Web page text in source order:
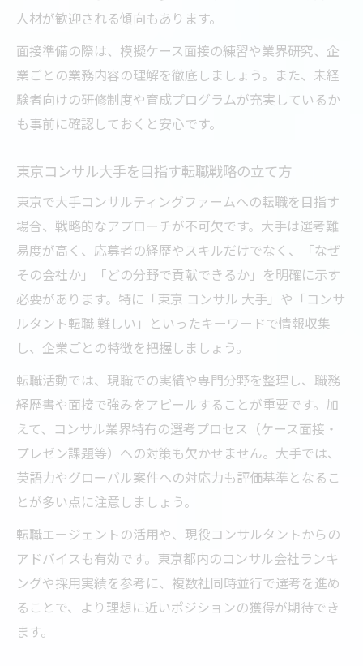
人材が歓迎される傾向もあります。
面接準備の際は、模擬ケース面接の練習や業界研究、企
業ごとの業務内容の理解を徹底しましょう。また、未経
験者向けの研修制度や育成プログラムが充実しているか
も事前に確認しておくと安心です。
東京コンサル大手を目指す転職戦略の立て方
東京で大手コンサルティングファームへの転職を目指す
場合、戦略的なアプローチが不可欠です。大手は選考難
易度が高く、応募者の経歴やスキルだけでなく、「なぜ
その会社か」「どの分野で貢献できるか」を明確に示す
必要があります。特に「東京 コンサル 大手」や「コンサ
ルタント転職 難しい」といったキーワードで情報収集
し、企業ごとの特徴を把握しましょう。
転職活動では、現職での実績や専門分野を整理し、職務
経歴書や面接で強みをアピールすることが重要です。加
えて、コンサル業界特有の選考プロセス（ケース面接・
プレゼン課題等）への対策も欠かせません。大手では、
英語力やグローバル案件への対応力も評価基準となるこ
とが多い点に注意しましょう。
転職エージェントの活用や、現役コンサルタントからの
アドバイスも有効です。東京都内のコンサル会社ランキ
ングや採用実績を参考に、複数社同時並行で選考を進め
ることで、より理想に近いポジションの獲得が期待でき
ます。